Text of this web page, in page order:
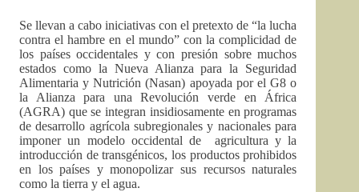
Se llevan a cabo iniciativas con el pretexto de “la lucha
contra el hambre en el mundo” con la complicidad de
los países occidentales y con presión sobre muchos
estados como la Nueva Alianza para la Seguridad
Alimentaria y Nutrición (Nasan) apoyada por el G8 o
la Alianza para una Revolución verde en África
(AGRA) que se integran insidiosamente en programas
de desarrollo agrícola subregionales y nacionales para
imponer un modelo occidental de agricultura y la
introducción de transgénicos, los productos prohibidos
en los países y monopolizar sus recursos naturales
como la tierra y el agua.